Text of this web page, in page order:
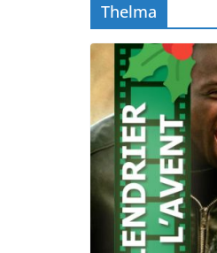
Thelma